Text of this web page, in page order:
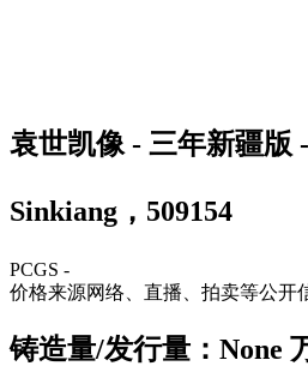
袁世凯像 - 三年新疆版
Sinkiang，509154
PCGS -
价格来源网络、直播、拍卖等公开
铸造量/发行量：None